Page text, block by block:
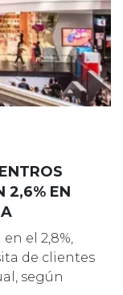
2,6% EN
el 2,8%,
de clientes
según